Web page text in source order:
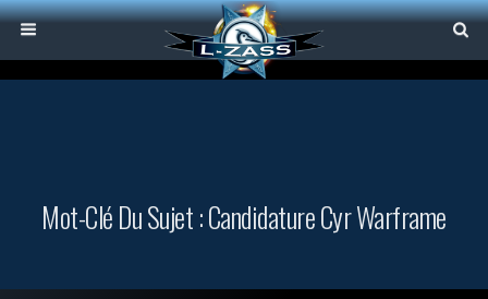
Mot-Clé Du Sujet : Candidature Cyr Warframe